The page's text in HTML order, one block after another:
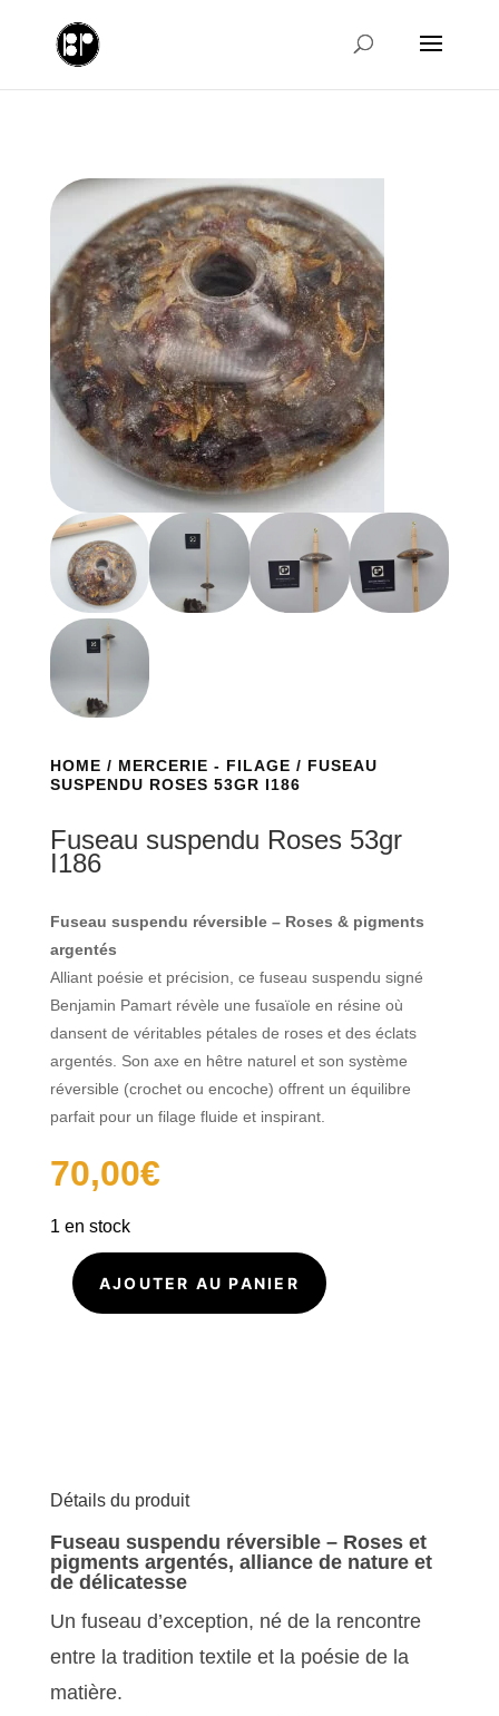
HOME / MERCERIE - FILAGE / FUSEAU
SUSPENDU ROSES 53GR I186
Fuseau suspendu Roses 53gr
I186
Fuseau suspendu réversible – Roses & pigments
argentés
Alliant poésie et précision, ce fuseau suspendu signé
Benjamin Pamart révèle une fusaïole en résine où
dansent de véritables pétales de roses et des éclats
argentés. Son axe en hêtre naturel et son système
réversible (crochet ou encoche) offrent un équilibre
parfait pour un filage fluide et inspirant.
70,00€
1 en stock
quantitéAJOUTER AU PANIER
Détails du produit
Fuseau suspendu réversible – Roses et
pigments argentés, alliance de nature et
de délicatesse
Un fuseau d’exception, né de la rencontre
entre la tradition textile et la poésie de la
matière.